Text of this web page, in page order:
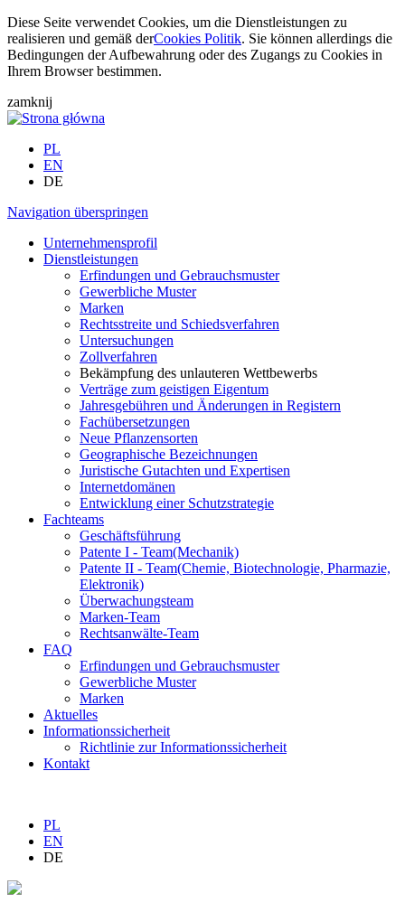
Diese Seite verwendet Cookies, um die Dienstleistungen zu
realisieren und gemäß derCookies Politik. Sie können allerdings die
Bedingungen der Aufbewahrung oder des Zugangs zu Cookies in
Ihrem Browser bestimmen.
zamknij
PL
EN
DE
Navigation überspringen
Unternehmensprofil
Dienstleistungen
Erfindungen und Gebrauchsmuster
Gewerbliche Muster
Marken
Rechtsstreite und Schiedsverfahren
Untersuchungen
Zollverfahren
Bekämpfung des unlauteren Wettbewerbs
Verträge zum geistigen Eigentum
Jahresgebühren und Änderungen in Registern
Fachübersetzungen
Neue Pflanzensorten
Geographische Bezeichnungen
Juristische Gutachten und Expertisen
Internetdomänen
Entwicklung einer Schutzstrategie
Fachteams
Geschäftsführung
Patente I - Team(Mechanik)
Patente II - Team(Chemie, Biotechnologie, Pharmazie,
Elektronik)
Überwachungsteam
Marken-Team
Rechtsanwälte-Team
FAQ
Erfindungen und Gebrauchsmuster
Gewerbliche Muster
Marken
Aktuelles
Informationssicherheit
Richtlinie zur Informationssicherheit
Kontakt
PL
EN
DE